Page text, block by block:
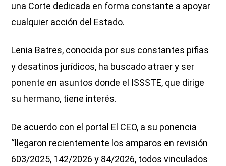
una Corte dedicada en forma constante a apoyar
cualquier acción del Estado.
Lenia Batres, conocida por sus constantes pifias
y desatinos jurídicos, ha buscado atraer y ser
ponente en asuntos donde el ISSSTE, que dirige
su hermano, tiene interés.
De acuerdo con el portal El CEO, a su ponencia
“llegaron recientemente los amparos en revisión
603/2025, 142/2026 y 84/2026, todos vinculados